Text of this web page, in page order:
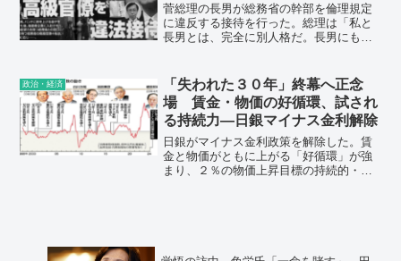
菅総理の長男が総務省の幹部を倫理規定
に違反する接待を行った。総理は「私と
長男とは、完全に別人格だ。長男にもプ
務大臣だったころ、長男を大臣秘書官に
抜擢した。その経歴と、菅氏が現在総理
であることを考えると、一私人では済ま
されない。韓国では、大統領の身内や友
人が立場を利用して悪事を働き、発覚後
は、関係者が逮捕されたり、大統領さえ
逮捕される。日本では何のお咎めもない
のか。総理自らが率先してけじめを示し
政治・経済
「失われた３０年」終幕へ正念
場 賃金・物価の好循環、試され
る持続力―日銀マイナス金利解除
日銀がマイナス金利政策を解除した。賃
金と物価がともに上がる「好循環」が強
まり、２％の物価上昇目標の持続的・安